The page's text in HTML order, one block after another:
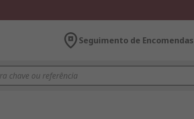
Seguimento de Encomendas